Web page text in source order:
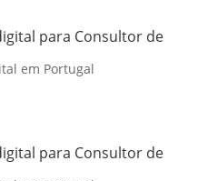
para Consultor de
em Portugal
para Consultor de